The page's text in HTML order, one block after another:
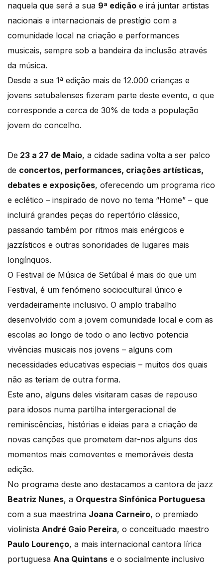
naquela que será a sua 9ª edição e irá juntar artistas
nacionais e internacionais de prestígio com a
comunidade local na criação e performances
musicais, sempre sob a bandeira da inclusão através
da música.
Desde a sua 1ª edição mais de 12.000 crianças e
jovens setubalenses fizeram parte deste evento, o que
corresponde a cerca de 30% de toda a população
jovem do concelho.
De 23 a 27 de Maio, a cidade sadina volta a ser palco
de concertos, performances, criações artísticas,
debates e exposições, oferecendo um programa rico
e eclético – inspirado de novo no tema “Home” – que
incluirá grandes peças do repertório clássico,
passando também por ritmos mais enérgicos e
jazzísticos e outras sonoridades de lugares mais
longínquos.
O Festival de Música de Setúbal é mais do que um
Festival, é um fenómeno sociocultural único e
verdadeiramente inclusivo. O amplo trabalho
desenvolvido com a jovem comunidade local e com as
escolas ao longo de todo o ano lectivo potencia
vivências musicais nos jovens – alguns com
necessidades educativas especiais – muitos dos quais
não as teriam de outra forma.
Este ano, alguns deles visitaram casas de repouso
para idosos numa partilha intergeracional de
reminiscências, histórias e ideias para a criação de
novas canções que prometem dar-nos alguns dos
momentos mais comoventes e memoráveis desta
edição.
No programa deste ano destacamos a cantora de jazz
Beatriz Nunes, a Orquestra Sinfónica Portuguesa
com a sua maestrina Joana Carneiro, o premiado
violinista André Gaio Pereira, o conceituado maestro
Paulo Lourenço, a mais internacional cantora lírica
portuguesa Ana Quintans e o socialmente inclusivo